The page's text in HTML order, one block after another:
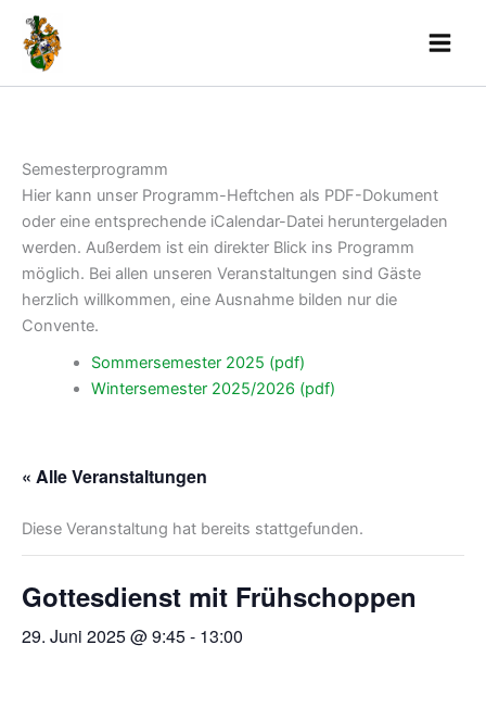
content
Semesterprogramm
Hier kann unser Programm-Heftchen als PDF-Dokument
oder eine entsprechende iCalendar-Datei heruntergeladen
werden. Außerdem ist ein direkter Blick ins Programm
möglich. Bei allen unseren Veranstaltungen sind Gäste
herzlich willkommen, eine Ausnahme bilden nur die
Convente.
Sommersemester 2025 (pdf)
Wintersemester 2025/2026 (pdf)
« Alle Veranstaltungen
Diese Veranstaltung hat bereits stattgefunden.
Gottesdienst mit Frühschoppen
29. Juni 2025 @ 9:45- 13:00